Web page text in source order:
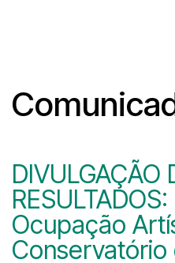
DIVULGAÇÃO
Ocupação
Conservatório